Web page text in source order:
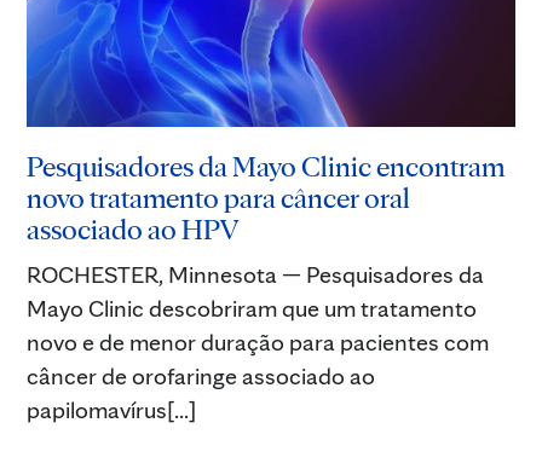
Pesquisadores da Mayo Clinic encontram
novo tratamento para câncer oral
associado ao HPV
ROCHESTER, Minnesota — Pesquisadores da
Mayo Clinic descobriram que um tratamento
novo e de menor duração para pacientes com
câncer de orofaringe associado ao
papilomavírus[...]